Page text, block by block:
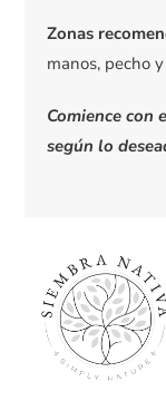
Zonas
manos, pecho
Comience con
según lo